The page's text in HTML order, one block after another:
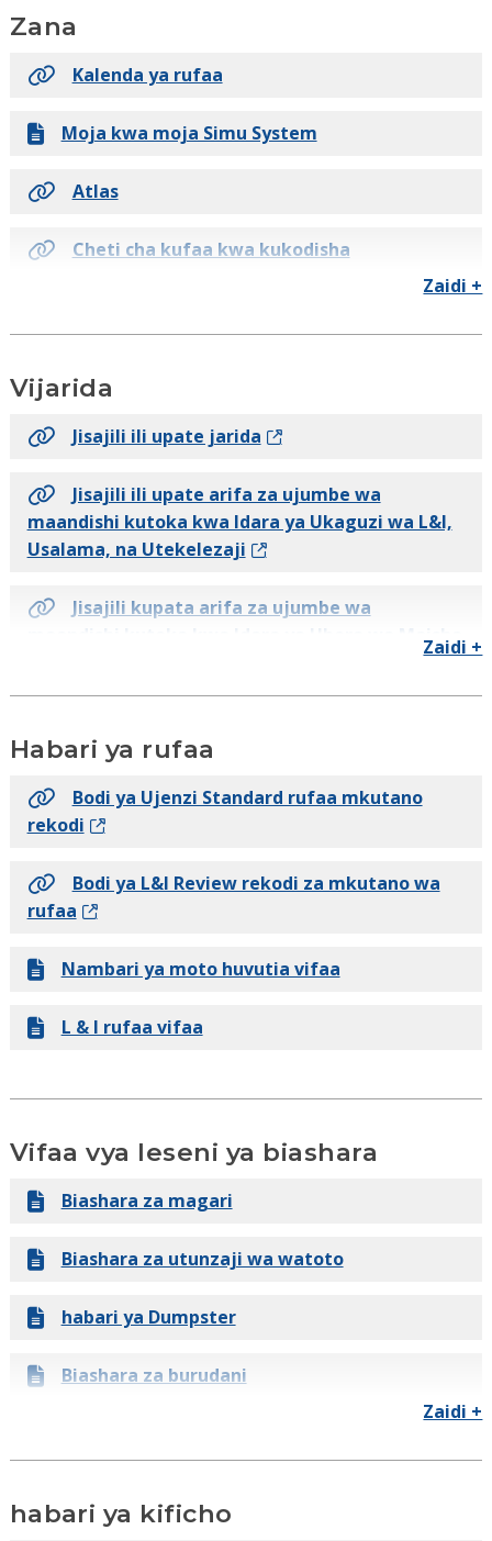
Zana
Kalenda ya rufaa
Moja kwa moja Simu System
Atlas
Cheti cha kufaa kwa kukodisha
Eclipse
Msaada kutumia Eclipse
habari za sheria
Leseni mkandarasi search
Utafutaji wa historia ya mali
Vyeti vya mauzo ya mali
Zaidi +
Vijarida
Jisajili ili upate jarida
Jisajili ili upate arifa za ujumbe wa
maandishi kutoka kwa Idara ya Ukaguzi wa L&I,
Usalama, na Utekelezaji
Jisajili kupata arifa za ujumbe wa
maandishi kutoka kwa Idara ya Ubora wa Maisha
Mei 2026
Aprili 2026
Zaidi +
Habari ya rufaa
Bodi ya Ujenzi Standard rufaa mkutano
rekodi
Bodi ya L&I Review rekodi za mkutano wa
rufaa
Nambari ya moto huvutia vifaa
L & I rufaa vifaa
Vifaa vya leseni ya biashara
Biashara za magari
Biashara za utunzaji wa watoto
habari ya Dumpster
Biashara za burudani
Zaidi +
habari ya kificho